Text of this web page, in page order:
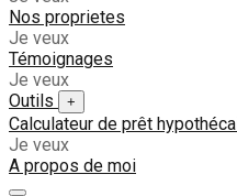
Nos proprietes
Je veux
Témoignages
Je veux
Outils
+
Calculateur de prêt
Je veux
A propos de moi